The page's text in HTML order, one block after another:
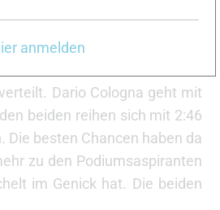
rausgefallen. Vielleicht wird
Dario Cologna geht mit
beiden reihen sich mit 2:46
besten Chancen haben da
zu den Podiumsaspiranten
im Genick hat. Die beiden
anmelden